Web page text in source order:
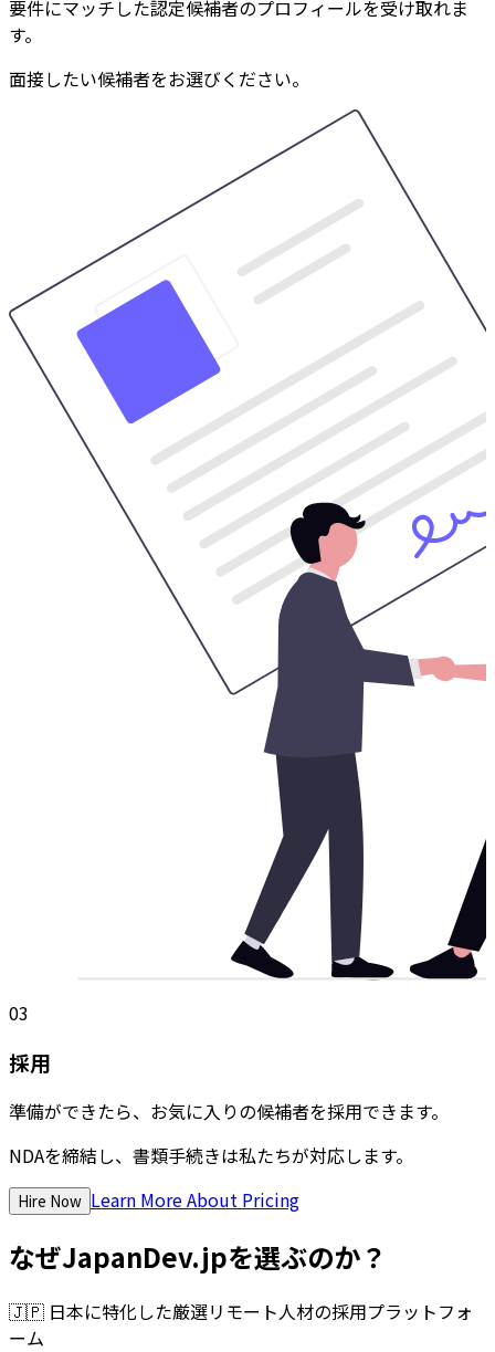
要件にマッチした認定候補者のプロフィールを受け取れま
す。
面接したい候補者をお選びください。
03
採用
準備ができたら、お気に入りの候補者を採用できます。
NDAを締結し、書類手続きは私たちが対応します。
Hire Now Learn More About Pricing
なぜJapanDev.jpを選ぶのか？
🇯🇵 日本に特化した厳選リモート人材の採用プラットフォ
ーム